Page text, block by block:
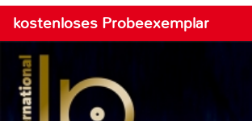
kostenloses Probeexemplar